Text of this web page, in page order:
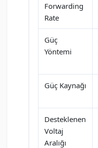
Forwarding
Rate
Güç
Yöntemi
Güç Kaynağı
Desteklenen
Voltaj
Aralığı